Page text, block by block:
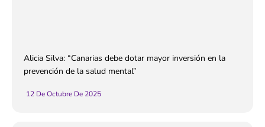
Alicia Silva: “Canarias debe dotar mayor inversión en la
prevención de la salud mental”
12 De Octubre De 2025